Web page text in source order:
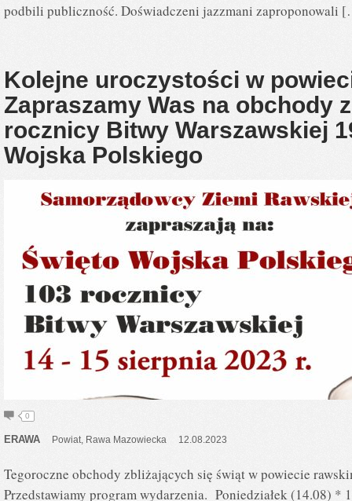
podbili publiczność. Doświadczeni jazzmani zaproponowali
Kolejne uroczystości w
Zapraszamy Was na obchody
rocznicy Bitwy Warszawskiej
Wojska Polskiego
0
ERAWA Powiat Rawa Mazowiecka 12.08.2023
Tegoroczne obchody zbliżających się świąt w powiecie
Przedstawiamy program wydarzenia. Poniedziałek (14.08) *